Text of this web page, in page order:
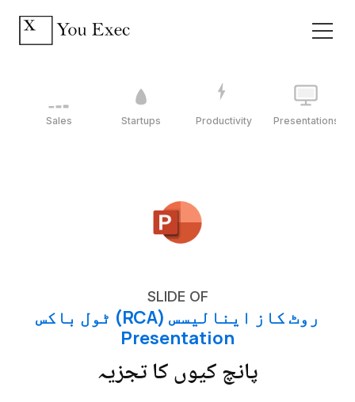
Sales Startups Productivity Presentations
SLIDE OF
روٹ کاز اینالیسس (RCA) ٹول باکس
Presentation
پانچ کیوں کا تجزیہ